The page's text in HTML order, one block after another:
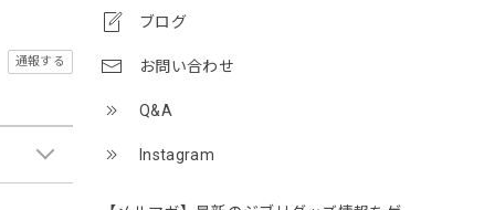
ブログ
お問い合わせ
Q&A
Instagram
通報する